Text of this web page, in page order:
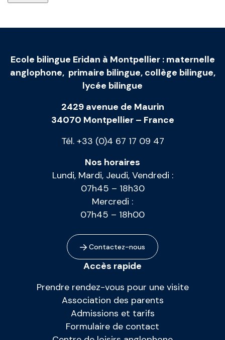
Ecole bilingue Eridan à Montpellier: maternelle
anglophone, primaire bilingue, collège bilingue,
lycée bilingue
2429 avenue de Maurin
34070 Montpellier – France
Tél. +33 (0)4 67 17 09 47
Nos horaires
Lundi, Mardi, Jeudi, Vendredi :
07h45 – 18h30
Mercredi :
07h45 – 18h00
Contactez-nous
Accès rapide
Prendre rendez-vous pour une visite
Association des parents
Admissions et tarifs
Formulaire de contact